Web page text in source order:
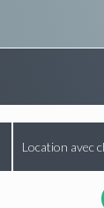
Location avec